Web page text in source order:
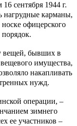
сентября 1944 г.
нагрудные карманы,
офицерского
вещей, бывших в
вещевого имущества,
накапливать
нужд.
операции, –
зимнего
ее участников –